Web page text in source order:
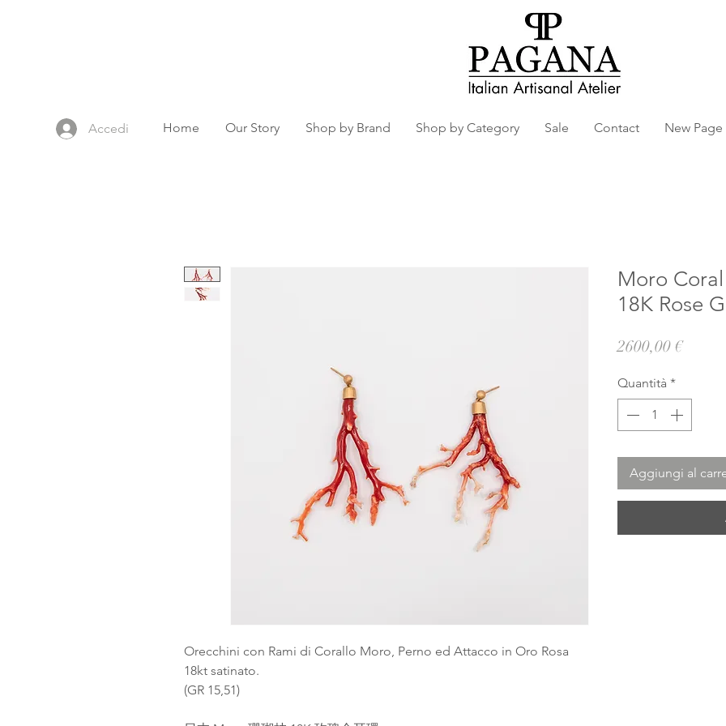
Accedi Home Our Story Shop by Brand Shop by Category Sale Contact New Page
Orecchini con Rami di Corallo Moro, Perno ed Attacco in Oro Rosa
18kt satinato.
(GR 15,51)
Moro
18K Rose
2600,00 €Prezzo
Quantità *
Aggiungi al